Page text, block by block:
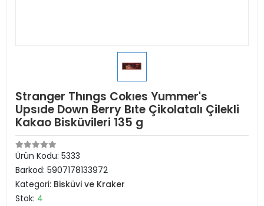
Stranger Thıngs Cokıes Yummer's
Upsıde Down Berry Bıte Çikolatalı Çilekli
Kakao Bisküvileri 135 g
Ürün Kodu: 5333
Barkod: 5907178133972
Kategori: Bisküvi ve Kraker
Stok: 4